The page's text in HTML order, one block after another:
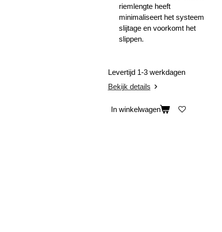
riemlengte heeft
minimaliseert het systeem
slijtage en voorkomt het
slippen.
Levertijd 1-3 werkdagen
Bekijk details
In winkelwagen